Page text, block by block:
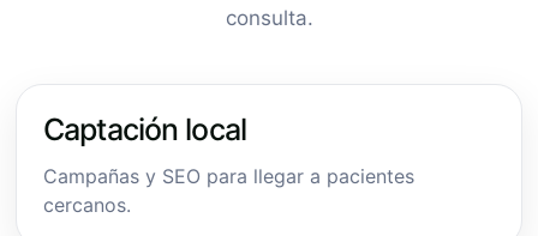
consulta.
Captación local
Campañas y SEO para llegar a pacientes
cercanos.